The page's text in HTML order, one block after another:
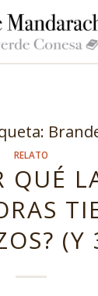
RELATO
QUÉ
(Y